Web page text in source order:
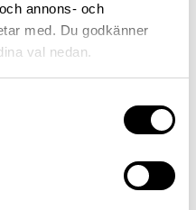
annons- och
med. Du godkänner
val nedan.